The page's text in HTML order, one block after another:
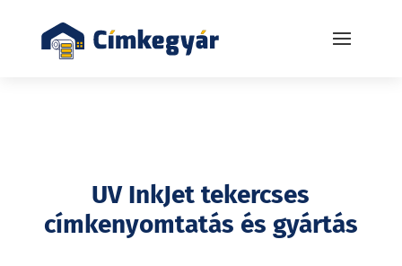
UV InkJet tekercses
címkenyomtatás és gyártás